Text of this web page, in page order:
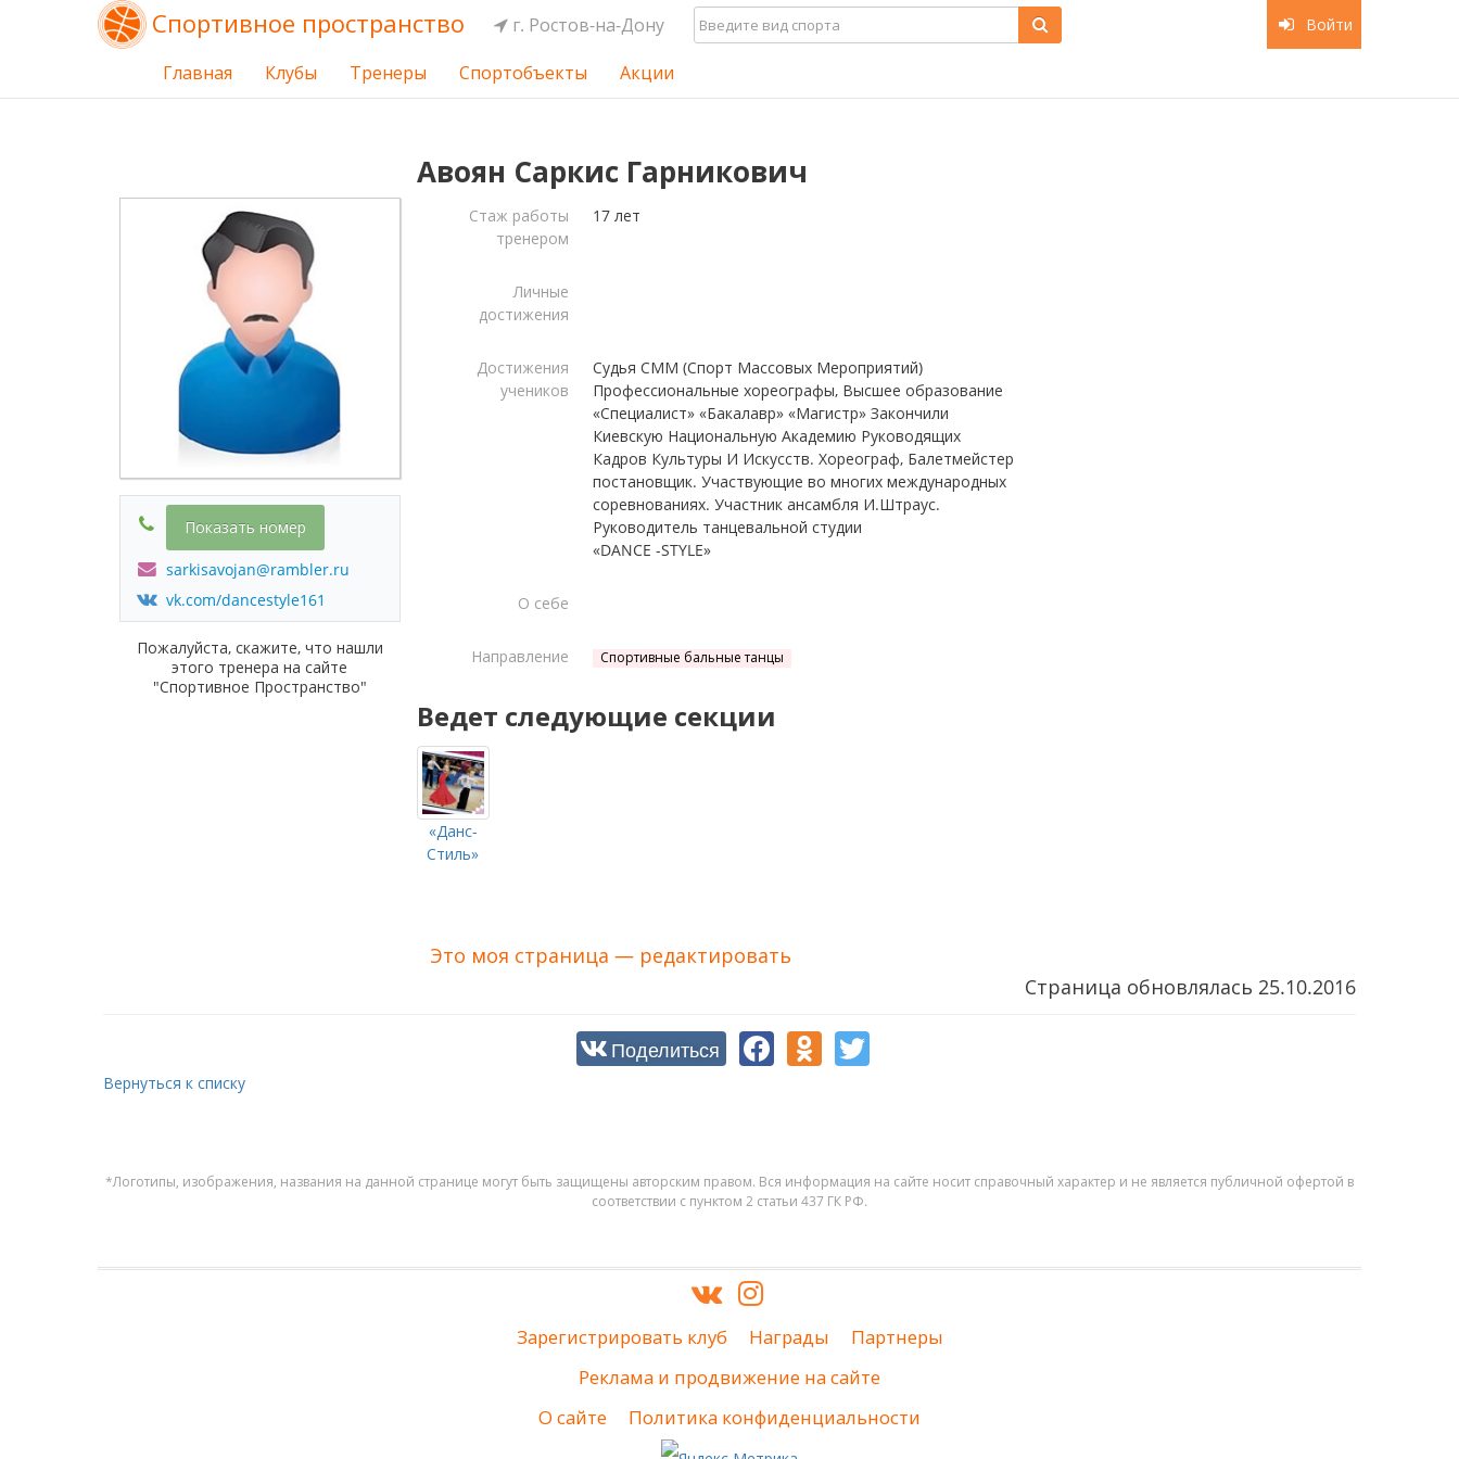
Спортивное пространство Войти
г. Ростов-на-Дону
Главная Клубы Тренеры Спортобъекты Акции
Авоян Саркис Гарникович
Показать номер
sarkisavojan@rambler.ru
vk.com/dancestyle161
Пожалуйста, скажите, что нашли
этого тренера на сайте
"Спортивное Пространство"
Стаж работы
тренером
17 лет
Личные
достижения
Достижения
учеников
Судья СММ (Спорт Массовых Мероприятий)
Профессиональные хореографы, Высшее образование
«Специалист» «Бакалавр» «Магистр» Закончили
Киевскую Национальную Академию Руководящих
Кадров Культуры И Искусств. Хореограф, Балетмейстер
постановщик. Участвующие во многих международных
соревнованиях. Участник ансамбля И.Штраус.
Руководитель танцевальной студии
«DANCE -STYLE»
О себе
Направление Спортивные бальные танцы
Ведет следующие секции
«Данс-
Стиль»
Это моя страница — редактировать
Страница обновлялась 25.10.2016
Поделиться
Вернуться к списку
*Логотипы, изображения, названия на данной странице могут быть защищены авторским правом. Вся информация на сайте носит справочный характер и не является публичной офертой в
соответствии с пунктом 2 статьи 437 ГК РФ.
Зарегистрировать клуб Награды
Партнеры
Реклама и продвижение на сайте
О сайте
Политика конфиденциальности